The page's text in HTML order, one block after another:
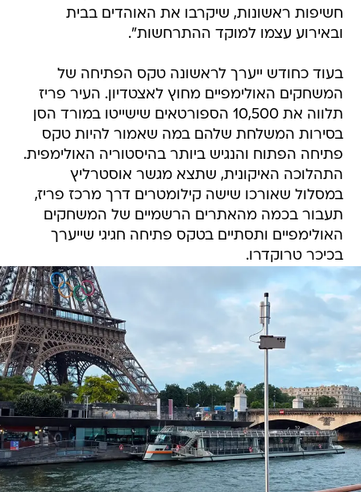
חשיפות ראשונות, שיקרבו את האוהדים בבית
ובאירוע עצמו למוקד ההתרחשות".
בעוד כחודש ייערך לראשונה טקס הפתיחה של
המשחקים האולימפיים מחוץ לאצטדיון. העיר פריז
תלווה את 10,500 הספורטאים שישייטו במורד הסן
בסירות המשלחת שלהם במה שאמור להיות טקס
פתיחה הפתוח והנגיש ביותר בהיסטוריה האולימפית.
התהלוכה האיקונית, שתצא מגשר אוסטרליץ
במסלול שאורכו שישה קילומטרים דרך מרכז פריז,
תעבור בכמה מהאתרים הרשמיים של המשחקים
האולימפיים ותסתיים בטקס פתיחה חגיגי שייערך
בכיכר טרוקדרו.